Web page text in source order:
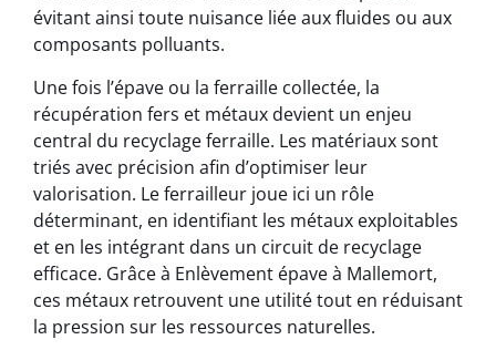
évitant ainsi toute nuisance liée aux fluides ou aux
composants polluants.
Une fois l’épave ou la ferraille collectée, la
récupération fers et métaux devient un enjeu
central du recyclage ferraille. Les matériaux sont
triés avec précision afin d’optimiser leur
valorisation. Le ferrailleur joue ici un rôle
déterminant, en identifiant les métaux exploitables
et en les intégrant dans un circuit de recyclage
efficace. Grâce à Enlèvement épave à Mallemort,
ces métaux retrouvent une utilité tout en réduisant
la pression sur les ressources naturelles.